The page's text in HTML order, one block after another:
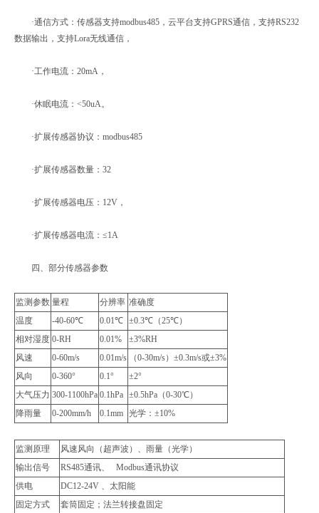
·通信方式：传感器支持modbus485，云平台支持GPRS通信，支持RS232
数据输出，支持Lora无线通信，
·工作电流：20mA，
·休眠电流：<50uA。
·扩展传感器协议：modbus485
·扩展传感器数量：32
·扩展传感器电压：12V，
·扩展传感器电流：≤1A
四、部分传感器参数
监测参数 量程 分辨率 准确度
温度
-40-60℃ 0.01℃ ±0.3℃（25℃）
相对湿度 0-RH 0.01%
±3%RH
风速
0-60m/s 0.01m/s
（0-30m/s）±0.3m/s或±3%
风向
0-360° 0.1°
±2°
大气压力 300-1100hPa 0.1hPa ±0.5hPa（0-30℃）
降雨量
0-200mm/h 0.1mm 光学：±10%
监测原理
风速风向（超声波）、雨量（光学）
输出信号
RS485通讯、 Modbus通讯协议
供电
DC12-24V 、太阳能
固定方式
套筒固定；法兰转接盘固定